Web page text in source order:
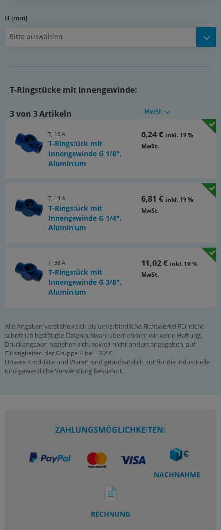
H [mm]
Bitte auswählen
T-Ringstücke mit Innengewinde:
3 von 3 Artikeln MwSt.
TJ 18 A
T-Ringstück mit
Innengewinde G 1/8",
Aluminium
6,24 € inkl. 19 %
MwSt.
TJ 14 A
T-Ringstück mit
Innengewinde G 1/4",
Aluminium
6,81 € inkl. 19 %
MwSt.
TJ 38 A
T-Ringstück mit
Innengewinde G 3/8",
Aluminium
11,02 € inkl. 19 %
MwSt.
Alle Angaben verstehen sich als unverbindliche Richtwerte! Für nicht
schriftlich bestätigte Datenauswahl übernehmen wir keine Haftung.
Druckangaben beziehen sich, soweit nicht anders angegeben, auf
Flüssigkeiten der Gruppe II bei +20°C.
Unsere Produkte und Waren sind grundsätzlich nur für die industrielle
und gewerbliche Verwendung bestimmt.
ZAHLUNGSMÖGLICHKEITEN:
NACHNAHME
RECHNUNG